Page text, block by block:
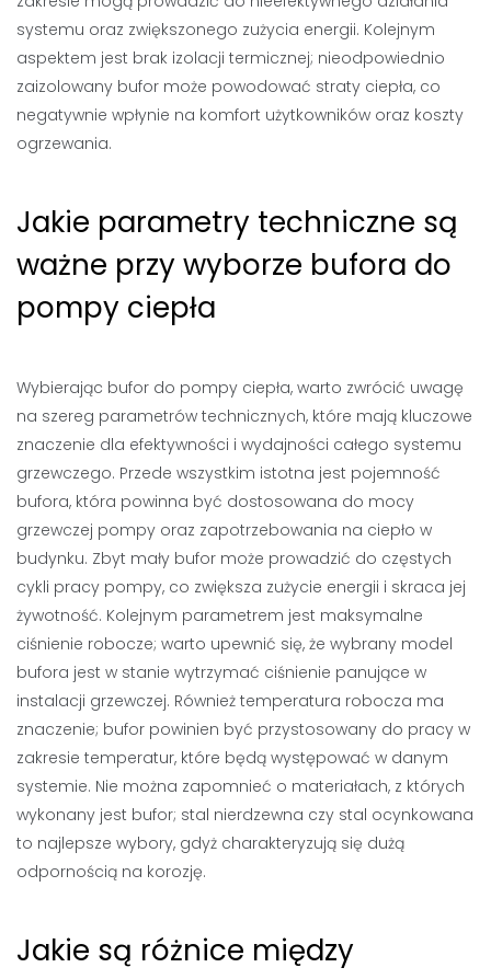
systemu oraz zwiększonego zużycia energii. Kolejnym
aspektem jest brak izolacji termicznej; nieodpowiednio
zaizolowany bufor może powodować straty ciepła, co
negatywnie wpłynie na komfort użytkowników oraz koszty
ogrzewania.
Jakie parametry techniczne są
ważne przy wyborze bufora do
pompy ciepła
Wybierając bufor do pompy ciepła, warto zwrócić uwagę
na szereg parametrów technicznych, które mają kluczowe
znaczenie dla efektywności i wydajności całego systemu
grzewczego. Przede wszystkim istotna jest pojemność
bufora, która powinna być dostosowana do mocy
grzewczej pompy oraz zapotrzebowania na ciepło w
budynku. Zbyt mały bufor może prowadzić do częstych
cykli pracy pompy, co zwiększa zużycie energii i skraca jej
żywotność. Kolejnym parametrem jest maksymalne
ciśnienie robocze; warto upewnić się, że wybrany model
bufora jest w stanie wytrzymać ciśnienie panujące w
instalacji grzewczej. Również temperatura robocza ma
znaczenie; bufor powinien być przystosowany do pracy w
zakresie temperatur, które będą występować w danym
systemie. Nie można zapomnieć o materiałach, z których
wykonany jest bufor; stal nierdzewna czy stal ocynkowana
to najlepsze wybory, gdyż charakteryzują się dużą
odpornością na korozję.
Jakie są różnice między